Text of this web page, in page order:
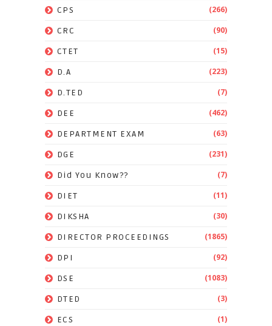
CPS (266)
CRC (90)
CTET (15)
D.A (223)
D.TED (7)
DEE (462)
DEPARTMENT EXAM (63)
DGE (231)
Did You Know?? (7)
DIET (11)
DIKSHA (30)
DIRECTOR PROCEEDINGS (1865)
DPI (92)
DSE (1083)
DTED (3)
ECS (1)